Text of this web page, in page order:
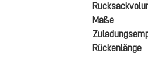
Maße
Rückenlänge